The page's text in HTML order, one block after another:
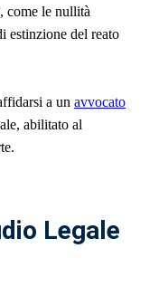
come le nullità
estinzione del reato
a un avvocato
abilitato al
Legale